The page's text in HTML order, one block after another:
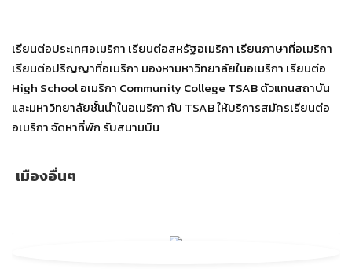
เรียนต่อประเทศอเมริกา เรียนต่อสหรัฐอเมริกา เรียนภาษาที่อเมริกา
เรียนต่อปริญญาที่อเมริกา มองหามหาวิทยาลัยในอเมริกา เรียนต่อ
High School อเมริกา Community College TSAB ตัวแทนสถาบัน
และมหาวิทยาลัยชั้นนำในอเมริกา กับ TSAB ให้บริการสมัครเรียนต่อ
อเมริกา จัดหาที่พัก รับสนามบิน
เมืองอื่นๆ